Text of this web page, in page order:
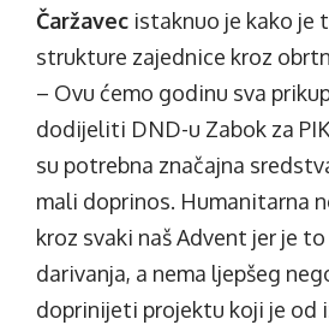
Čaržavec istaknuo je kako je
strukture zajednice kroz
– Ovu ćemo godinu sva
dodijeliti DND-u Zabok za
su potrebna značajna
mali doprinos. Humanitarna
kroz svaki naš Advent jer je
darivanja, a nema ljepšeg
doprinijeti projektu koji je od